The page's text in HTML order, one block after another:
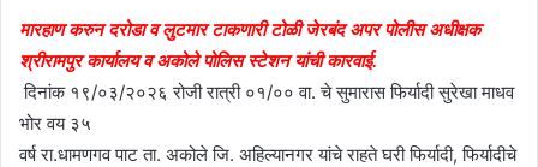
मारहाण करुन दरोडा व लुटमार टाकणारी टोळी जेरबंद अपर पोलीस अधीक्षक
श्रीरामपुर कार्यालय व अकोले पोलिस स्टेशन यांची कारवाई.
दिनांक १९/०३/२०२६ रोजी रात्री ०१/०० वा. चे सुमारास फिर्यादी सुरेखा माधव
भोर वय ३५
वर्ष रा.धामणगव पाट ता. अकोले जि. अहिल्यानगर यांचे राहते घरी फिर्यादी, फिर्यादीचे